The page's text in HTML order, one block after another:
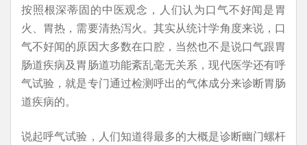
按照根深蒂固的中医观念，人们认为口气不好闻是胃
火、胃热，需要清热泻火。其实从统计学角度来说，口
气不好闻的原因大多数在口腔，当然也不是说口气跟胃
肠道疾病及胃肠道功能紊乱毫无关系，现代医学还有呼
气试验，就是专门通过检测呼出的气体成分来诊断胃肠
道疾病的。
说起呼气试验，人们知道得最多的大概是诊断幽门螺杆